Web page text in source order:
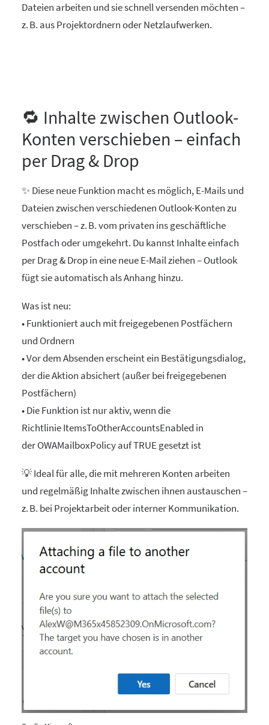
Dateien arbeiten und sie schnell versenden möchten –
z. B. aus Projektordnern oder Netzlaufwerken.
🔁 Inhalte zwischen Outlook-
Konten verschieben – einfach
per Drag & Drop
✨ Diese neue Funktion macht es möglich, E-Mails und
Dateien zwischen verschiedenen Outlook-Konten zu
verschieben – z. B. vom privaten ins geschäftliche
Postfach oder umgekehrt. Du kannst Inhalte einfach
per Drag & Drop in eine neue E-Mail ziehen – Outlook
fügt sie automatisch als Anhang hinzu.
Was ist neu:
• Funktioniert auch mit freigegebenen Postfächern
und Ordnern
• Vor dem Absenden erscheint ein Bestätigungsdialog,
der die Aktion absichert (außer bei freigegebenen
Postfächern)
• Die Funktion ist nur aktiv, wenn die
Richtlinie ItemsToOtherAccountsEnabled in
der OWAMailboxPolicy auf TRUE gesetzt ist
💡 Ideal für alle, die mit mehreren Konten arbeiten
und regelmäßig Inhalte zwischen ihnen austauschen –
z. B. bei Projektarbeit oder interner Kommunikation.